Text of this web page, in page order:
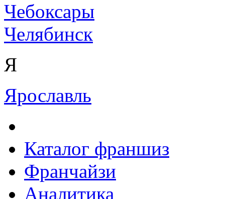
Чебоксары
Челябинск
Я
Ярославль
Каталог франшиз
Франчайзи
Аналитика